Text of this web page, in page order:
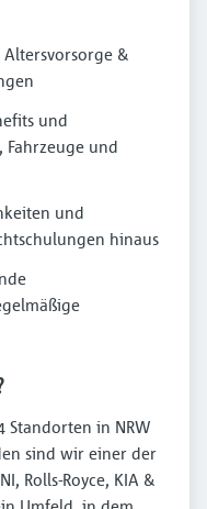
&
und
und
und
hinaus
Standorten in NRW
sind wir einer der
Rolls-Royce, KIA &